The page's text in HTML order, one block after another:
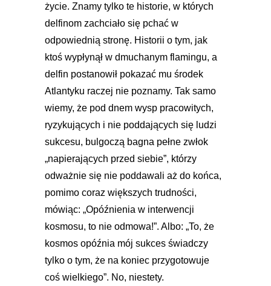
życie. Znamy tylko te historie, w których
delfinom zachciało się pchać w
odpowiednią stronę. Historii o tym, jak
ktoś wypłynął w dmuchanym flamingu, a
delfin postanowił pokazać mu środek
Atlantyku raczej nie poznamy. Tak samo
wiemy, że pod dnem wysp pracowitych,
ryzykujących i nie poddających się ludzi
sukcesu, bulgoczą bagna pełne zwłok
„napierających przed siebie”, którzy
odważnie się nie poddawali aż do końca,
pomimo coraz większych trudności,
mówiąc: „Opóźnienia w interwencji
kosmosu, to nie odmowa!”. Albo: „To, że
kosmos opóźnia mój sukces świadczy
tylko o tym, że na koniec przygotowuje
coś wielkiego”. No, niestety.